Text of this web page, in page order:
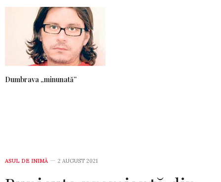
Dumbrava „minunată”
ASUL DE INIMĂ 2 AUGUST 2021